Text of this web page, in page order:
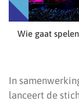
Wie gaat
In
lanceert de